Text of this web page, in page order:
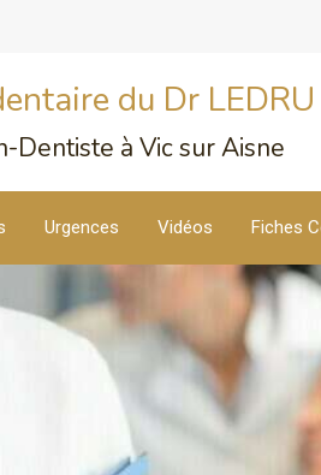
Urgences Vidéos Fiches
du Dr LEDRU
Dentiste à Vic sur Aisne